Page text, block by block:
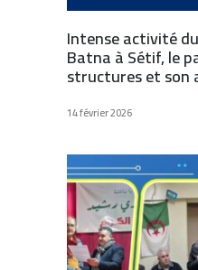
Intense activité
Batna à Sétif, le
structures et son
14 février 2026